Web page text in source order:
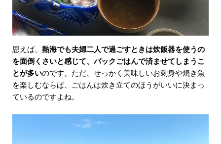
思えば、 熱海でも夫婦二人で過ごすときは炊飯器を使うの
を面倒くさいと感じて、パックごはんで済ませてしまうこ
とが多いのです。ただ、せっかく美味しいお刺身や焼き魚
を楽しむならば、ごはんは炊き立てのほうがいいに決まっ
ているのですよね。